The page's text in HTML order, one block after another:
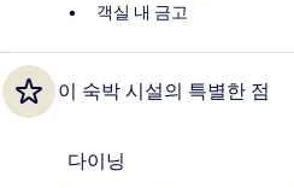
객실 내 금고
이 숙박 시설의 특별한 점
다이닝